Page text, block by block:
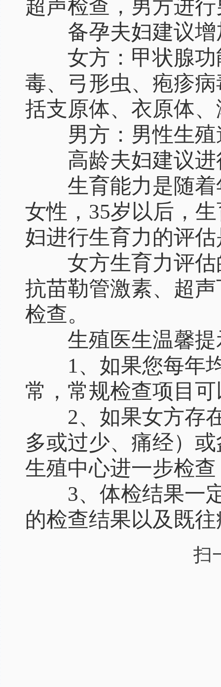
超声检查，男方进
备孕夫妇建议增
女方：甲状腺功
毒、弓形虫、疱疹
括支原体、衣原体
男方：男性生殖
高龄夫妇建议进
生育能力是随着
女性，35岁以后，
妇进行生育力的评
女方生育力评估
抗苗勒管激素、超
检查。
生殖医生温馨提
1、如果您每年均
常，常规检查项目
2、如果女方存在
多或过少、痛经）
生殖中心进一步检查
3、体检结果一定
的检查结果以及既
扫